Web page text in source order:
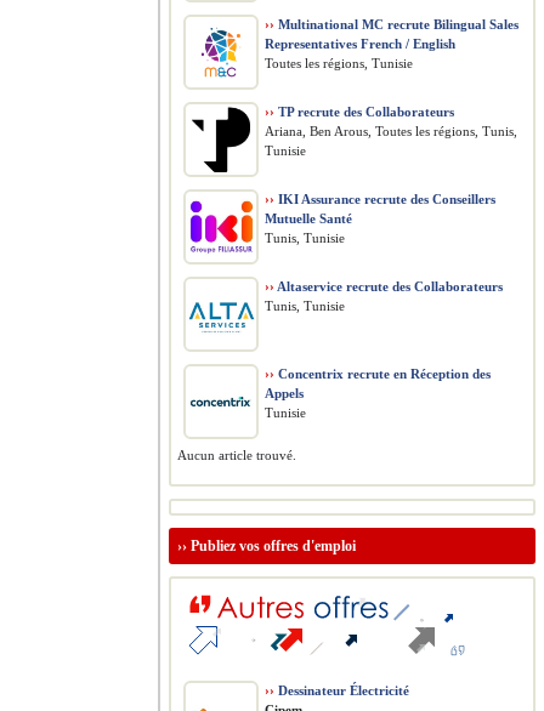
›› Multinational MC recrute Bilingual Sales
Representatives French / English
Toutes les régions, Tunisie
›› TP recrute des Collaborateurs
Ariana, Ben Arous, Toutes les régions, Tunis,
Tunisie
›› IKI Assurance recrute des Conseillers
Mutuelle Santé
Tunis, Tunisie
›› Altaservice recrute des Collaborateurs
Tunis, Tunisie
›› Concentrix recrute en Réception des
Appels
Tunisie
Aucun article trouvé.
›› Publiez vos offres d'emploi
›› Dessinateur Électricité